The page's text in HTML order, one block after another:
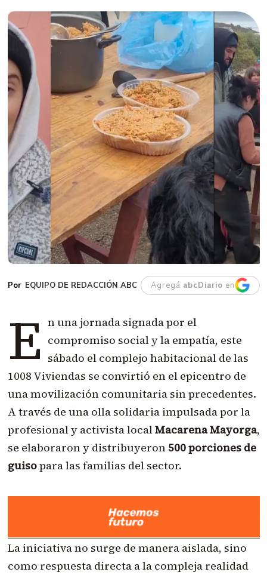
EQUIPO DE REDACCIÓN ABC Agregá abcDiario en
E n una jornada signada por el
compromiso social y la empatía, este
sábado el complejo habitacional de las
1008 Viviendas se convirtió en el epicentro de
una movilización comunitaria sin precedentes.
A través de una olla solidaria impulsada por la
profesional y activista localMacarena Mayorga,
se elaboraron y distribuyeron 500 porciones de
guisopara las familias del sector.
La iniciativa no surge de manera aislada, sino
como respuesta directa a la compleja realidad